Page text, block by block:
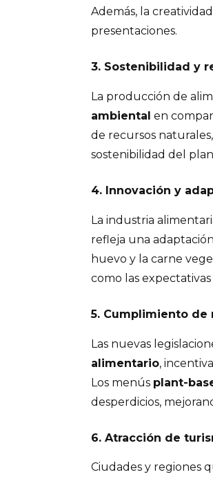
Además, la
presentaciones. ​
3. Sostenibilidad y
La producción de
ambiental en
de recursos
sostenibilidad del
4. Innovación y
La industria
refleja una
huevo y la carne
como las
5. Cumplimiento
Las nuevas
alimentario,
Los menús plant-
desperdicios,
6. Atracción de
Ciudades y regiones